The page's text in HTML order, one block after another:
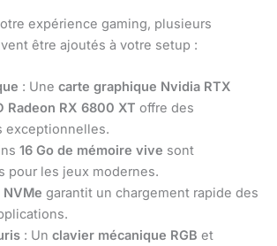
expérience gaming, plusieurs
être ajoutés à votre setup :
: Une carte graphique Nvidia RTX
Radeon RX 6800 XT offre des
exceptionnelles.
16 Go de mémoire vive sont
pour les jeux modernes.
NVMe garantit un chargement rapide des
: Un clavier mécanique RGB et